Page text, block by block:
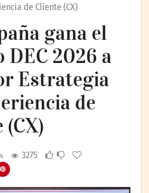
de Cliente (CX)
gana el
DEC 2026 a
Estrategia
de
(CX)
3275